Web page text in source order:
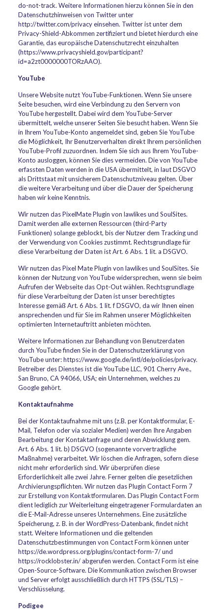
do-not-track. Weitere Informationen hierzu können Sie in den
Datenschutzhinweisen von Twitter unter
http://twitter.com/privacy einsehen. Twitter ist unter dem
Privacy-Shield-Abkommen zertifiziert und bietet hierdurch eine
Garantie, das europäische Datenschutzrecht einzuhalten
(https://www.privacyshield.gov/participant?
id=a2zt0000000TORzAAO).
YouTube
Unsere Website nutzt YouTube-Funktionen. Wenn Sie unsere
Seite besuchen, wird eine Verbindung zu den Servern von
YouTube hergestellt. Dabei wird dem YouTube-Server
übermittelt, welche unserer Seiten Sie besucht haben. Wenn Sie
in Ihrem YouTube-Konto angemeldet sind, geben Sie YouTube
die Möglichkeit, Ihr Benutzerverhalten direkt Ihrem persönlichen
YouTube-Profil zuzuordnen. Indem Sie sich aus Ihrem YouTube-
Konto ausloggen, können Sie dies vermeiden. Die von YouTube
erfassten Daten werden in die USA übermittelt, in laut DSGVO
als Drittstaat mit unsicherem Datenschutzniveau gelten. Über
die weitere Verarbeitung und über die Dauer der Speicherung
haben wir keine Kenntnis.
Wir nutzen das PixelMate Plugin von lawlikes und SoulSites.
Damit werden alle externen Ressourcen (third-Party
Funktionen) solange geblockt, bis der Nutzer dem Tracking und
der Verwendung von Cookies zustimmt. Rechtsgrundlage für
diese Verarbeitung der Daten ist Art. 6 Abs. 1 lit. a DSGVO.
Wir nutzen das Pixel Mate Plugin von lawlikes und SoulSites. Sie
können der Nutzung von YouTube widersprechen, wenn sie beim
Aufrufen der Webseite das Opt-Out wählen. Rechtsgrundlage
für diese Verarbeitung der Daten ist unser berechtigtes
Interesse gemäß Art. 6 Abs. 1 lit. f DSGVO, da wir Ihnen einen
ansprechenden und für Sie im Rahmen unserer Möglichkeiten
optimierten Internetauftritt anbieten möchten.
Weitere Informationen zur Behandlung von Benutzerdaten
durch YouTube finden Sie in der Datenschutzerklärung von
YouTube unter: https://www.google.de/intl/de/policies/privacy.
Betreiber des Dienstes ist die YouTube LLC, 901 Cherry Ave.,
San Bruno, CA 94066, USA; ein Unternehmen, welches zu
Google gehört.
Kontaktaufnahme
Bei der Kontaktaufnahme mit uns (z.B. per Kontaktformular, E-
Mail, Telefon oder via sozialer Medien) werden Ihre Angaben
Bearbeitung der Kontaktanfrage und deren Abwicklung gem.
Art. 6 Abs. 1 lit. b) DSGVO (sogenannte vorvertragliche
Maßnahme) verarbeitet. Wir löschen die Anfragen, sofern diese
nicht mehr erforderlich sind. Wir überprüfen diese
Erforderlichkeit alle zwei Jahre. Ferner gelten die gesetzlichen
Archivierungspflichten. Wir nutzen das Plugin Contact Form 7
zur Erstellung von Kontaktformularen. Das Plugin Contact Form
dient lediglich zur Weiterleitung eingetragener Formulardaten an
die E-Mail-Adresse unseres Unternehmens. Eine zusätzliche
Speicherung, z. B. in der WordPress-Datenbank, findet nicht
statt. Weitere Informationen und die geltenden
Datenschutzbestimmungen von Contact Form können unter
https://de.wordpress.org/plugins/contact-form-7/ und
https://rocklobster.in/ abgerufen werden. Contact Form ist eine
Open-Source-Software. Die Kommunikation zwischen Browser
und Server erfolgt ausschließlich durch HTTPS (SSL/TLS) –
Verschlüsselung.
Podigee